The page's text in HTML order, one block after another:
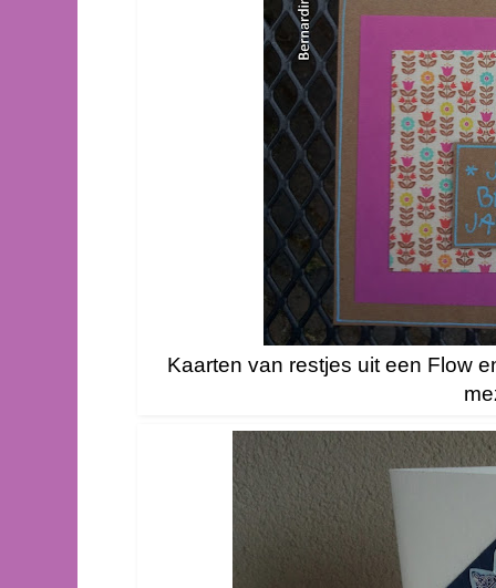
Kaarten van restjes uit een Flow